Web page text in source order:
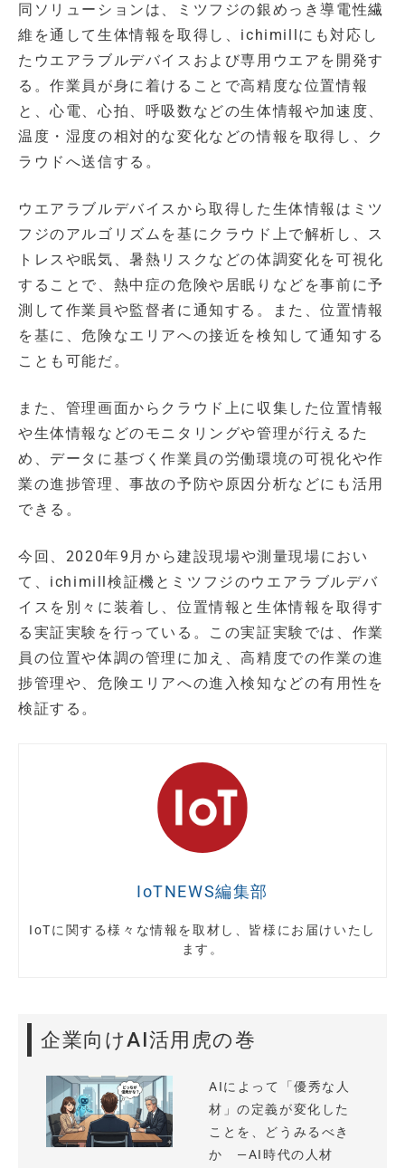
同ソリューションは、ミツフジの銀めっき導電性繊
維を通して生体情報を取得し、ichimillにも対応し
たウエアラブルデバイスおよび専用ウエアを開発す
る。作業員が身に着けることで高精度な位置情報
と、心電、心拍、呼吸数などの生体情報や加速度、
温度・湿度の相対的な変化などの情報を取得し、ク
ラウドへ送信する。
ウエアラブルデバイスから取得した生体情報はミツ
フジのアルゴリズムを基にクラウド上で解析し、ス
トレスや眠気、暑熱リスクなどの体調変化を可視化
することで、熱中症の危険や居眠りなどを事前に予
測して作業員や監督者に通知する。また、位置情報
を基に、危険なエリアへの接近を検知して通知する
ことも可能だ。
また、管理画面からクラウド上に収集した位置情報
や生体情報などのモニタリングや管理が行えるた
め、データに基づく作業員の労働環境の可視化や作
業の進捗管理、事故の予防や原因分析などにも活用
できる。
今回、2020年9月から建設現場や測量現場におい
て、ichimill検証機とミツフジのウエアラブルデバ
イスを別々に装着し、位置情報と生体情報を取得す
る実証実験を行っている。この実証実験では、作業
員の位置や体調の管理に加え、高精度での作業の進
捗管理や、危険エリアへの進入検知などの有用性を
検証する。
IoTNEWS編集部
IoTに関する様々な情報を取材し、皆様にお届けいたし
ます。
企業向けAI活用虎の巻
AIによって「優秀な人
材」の定義が変化した
ことを、どうみるべき
か —AI時代の人材